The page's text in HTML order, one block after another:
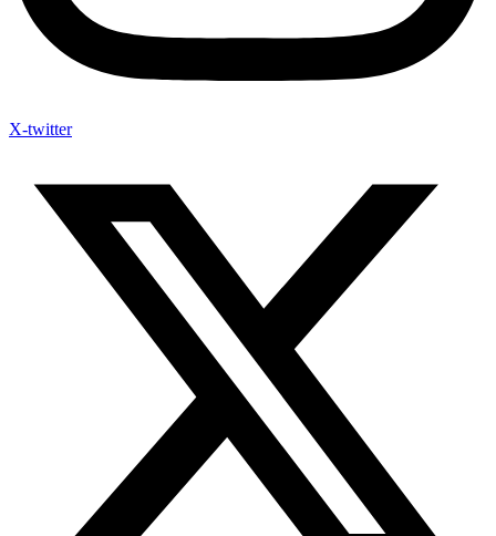
X-twitter